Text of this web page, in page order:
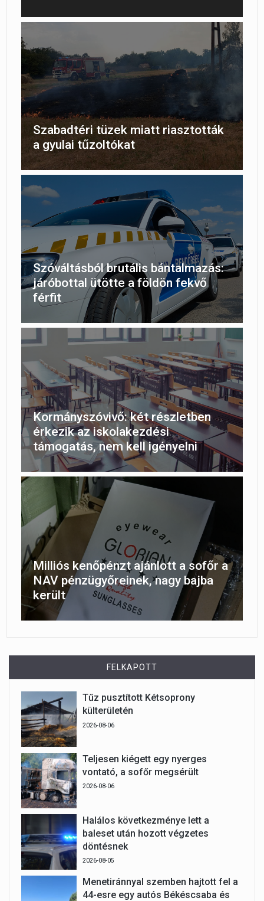
Szabadtéri tüzek miatt riasztották
a gyulai tűzoltókat
Szóváltásból brutális bántalmazás:
járóbottal ütötte a földön fekvő
férfit
Kormányszóvivő: két részletben
érkezik az iskolakezdési
támogatás, nem kell igényelni
Milliós kenőpénzt ajánlott a sofőr a
NAV pénzügyőreinek, nagy bajba
került
FELKAPOTT
Tűz pusztított Kétsoprony
külterületén
2026-08-06
Teljesen kiégett egy nyerges
vontató, a sofőr megsérült
2026-08-06
Halálos következménye lett a
baleset után hozott végzetes
döntésnek
2026-08-05
Menetiránnyal szemben hajtott fel a
44-esre egy autós Békéscsaba és